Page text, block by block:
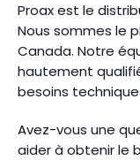
Proax est le
Nous sommes le
Canada. Notre
hautement
besoins
Avez-vous une
aider à obtenir le